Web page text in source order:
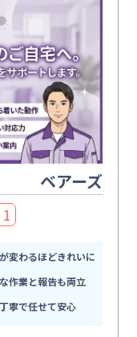
ベアーズ
1
変わるほどきれいに
作業と報告も両立
寧で任せて安心